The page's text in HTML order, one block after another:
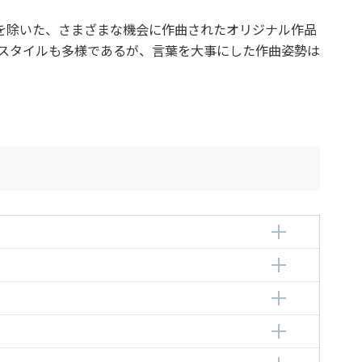
いた、さまざまな機会に作曲されたオリジナル作品
イルも多様であるが、言葉を大事にした作曲姿勢は